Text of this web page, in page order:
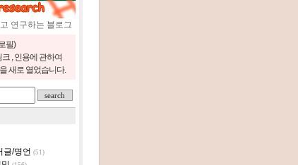
연구하는 블로그
필)
크 , 인용에 관하여
새로 열었습니다.
글/명언 (51)